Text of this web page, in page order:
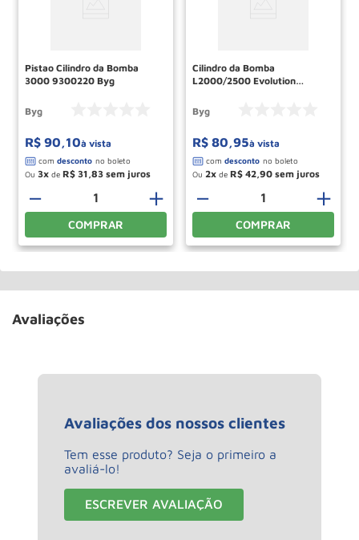
Pistao Cilindro da Bomba
3000 9300220 Byg
Byg
R$ 90 10à vista
Ou 3 de R$ 31 83
＋
－
COMPRAR
Cilindro da Bomba
L2000/2500 Evolution
Byg
R$ 80 95à vista
Ou 2 de R$ 42 90
＋
－
COMPRAR
Avaliações
Avaliações dos nossos clientes
Tem esse produto? Seja o primeiro a
avaliá-lo!
ESCREVER AVALIAÇÃO